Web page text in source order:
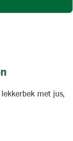
met jus,